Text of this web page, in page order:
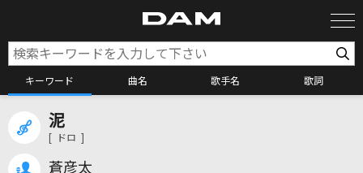
キーワード 曲名 歌手名 歌詞
泥
[ ドロ ]
蒼彦太